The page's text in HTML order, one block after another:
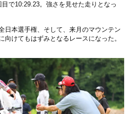
で10:29.23。強さを見せた走りとなっ
日本選手権、そして、来月のマウンテン
向けてもはずみとなるレースになった。